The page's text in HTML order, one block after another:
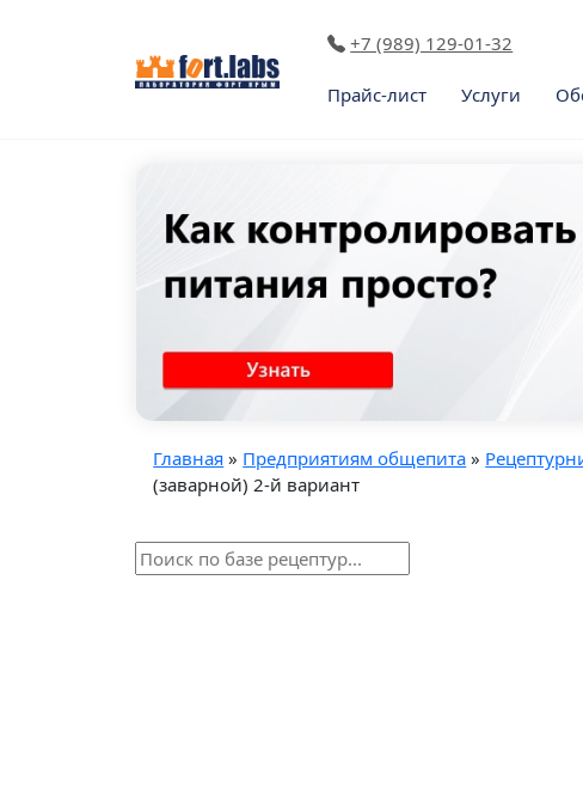
+7 (989) 129-01-32
Прайс-лист Услуги
Главная » Предприятиям общепита »
(заварной) 2-й вариант